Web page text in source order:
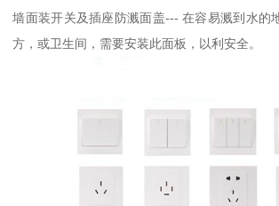
墙面装开关及插座防溅面盖--- 在容易溅到水的
方，或卫生间，需要安装此面板，以利安全。